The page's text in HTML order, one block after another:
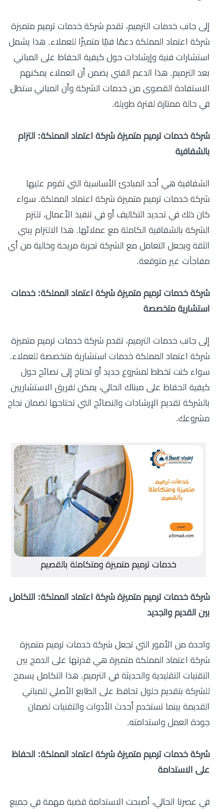
إلى جانب خدمات الترميم، تقدم شركة خدمات ترميم متميزة
شركة اعتماد المملكة دعمًا فنيًا متميزًا للعملاء. هذا يشمل
استشارات فنية وإرشادات حول كيفية الحفاظ على المباني
بعد الترميم. هذا الدعم الفني يضمن أن العملاء يمكنهم
الاستفادة القصوى من خدمات الشركة وأن المباني ستظل
في حالة ممتازة لفترة طويلة.
شركة خدمات ترميم متميزة شركة اعتماد المملكة: التزام
بالشفافية
الشفافية هي أحد المبادئ الأساسية التي تقوم عليها
شركة خدمات ترميم متميزة شركة اعتماد المملكة. سواء
كان ذلك في تحديد التكاليف أو في تنفيذ الأعمال، تلتزم
الشركة بالشفافية الكاملة مع عملائها. هذا الالتزام يبني
الثقة ويجعل التعامل مع الشركة تجربة مريحة وخالية من أي
مفاجآت غير متوقعة.
شركة خدمات ترميم متميزة شركة اعتماد المملكة: خدمات
استشارية متخصصة
إلى جانب خدمات الترميم، تقدم شركة خدمات ترميم متميزة
شركة اعتماد المملكة خدمات استشارية متخصصة للعملاء.
سواء كنت تخطط لمشروع جديد أو تحتاج إلى نصائح حول
كيفية الحفاظ على مبناك الحالي، يمكن لفريق الاستشاريين
بالشركة تقديم الإرشادات والنصائح التي تحتاجها لضمان نجاح
مشروعك.
خدمات ترميم متميزة ومتكاملة بالقصيم
شركة خدمات ترميم متميزة شركة اعتماد المملكة: التكامل
بين القديم والجديد
واحدة من الأمور التي تجعل شركة خدمات ترميم متميزة
شركة اعتماد المملكة متميزة هي قدرتها على الدمج بين
التقنيات التقليدية والحديثة في الترميم. هذا التكامل يسمح
للشركة بتقديم حلول تحافظ على الطابع الأصلي للمباني
القديمة بينما تستخدم أحدث الأدوات والتقنيات لضمان
جودة العمل واستدامته.
شركة خدمات ترميم متميزة شركة اعتماد المملكة: الحفاظ
على الاستدامة
في عصرنا الحالي، أصبحت الاستدامة قضية مهمة في جميع